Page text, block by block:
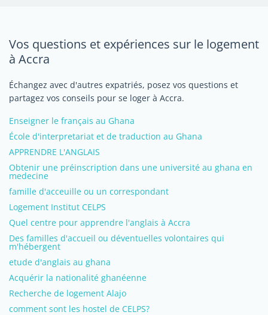
Vos questions et expériences sur le logement
à Accra
Échangez avec d'autres expatriés, posez vos questions et
partagez vos conseils pour se loger à Accra.
Enseigner le français au Ghana
École d'interpretariat et de traduction au Ghana
APPRENDRE L'ANGLAIS
Obtenir une préinscription dans une université au ghana en
medecine
famille d'acceuille ou un correspondant
Logement Institut CELPS
Quel centre pour apprendre l'anglais à Accra
Des familles d'accueil ou déventuelles volontaires qui
m'hébergent
etude d'anglais au ghana
Acquérir la nationalité ghanéenne
Recherche de logement Alajo
comment sont les hostel de CELPS?